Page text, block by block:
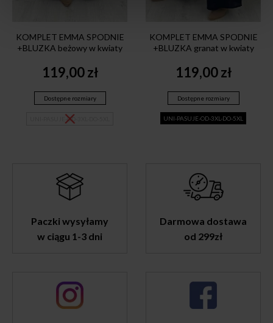
KOMPLET EMMA SPODNIE
+BLUZKA beżowy w kwiaty
119,00zł
Dostępne rozmiary
UNI-PASUJE-OD-3XL-DO-5XL
KOMPLET EMMA SPODNIE
+BLUZKA granat w kwiaty
119,00zł
Dostępne rozmiary
UNI-PASUJE-OD-3XL-DO-5XL
Paczki wysyłamy
w ciągu 1-3 dni
Darmowa dostawa
od 299zł